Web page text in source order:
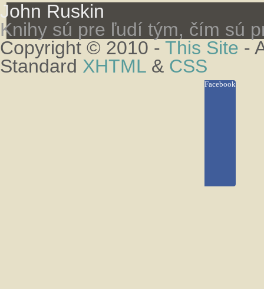
John Ruskin
Knihy sú pre ľudí tým, čím sú
Copyright © 2010 - This Site -
Standard XHTML & CSS
Facebook